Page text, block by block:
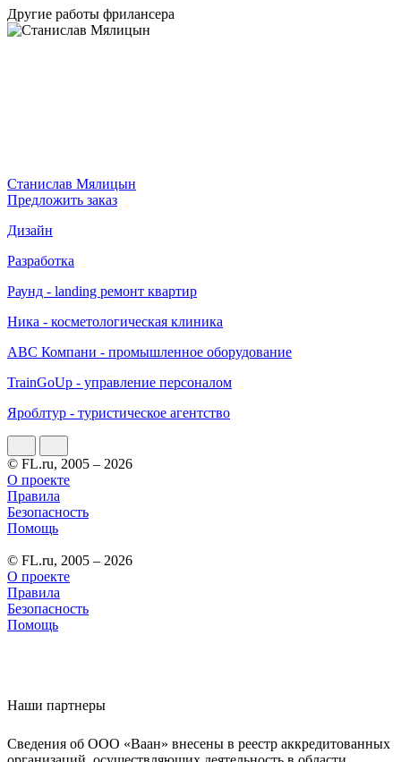
Другие работы фрилансера
Станислав Мялицын
Предложить заказ
Дизайн
Разработка
Раунд - landing ремонт квартир
Ника - косметологическая клиника
АВС Компани - промышленное оборудование
TrainGoUp - управление персоналом
Яроблтур - туристическое агентство
© FL.ru, 2005 – 2026
О проекте
Правила
Безопасность
Помощь
© FL.ru, 2005 – 2026
О проекте
Правила
Безопасность
Помощь
Наши партнеры
Сведения об ООО «Ваан» внесены в реестр аккредитованных